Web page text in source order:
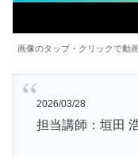
画像のタップ・クリックで動
2026/03/28
担当講師：垣田